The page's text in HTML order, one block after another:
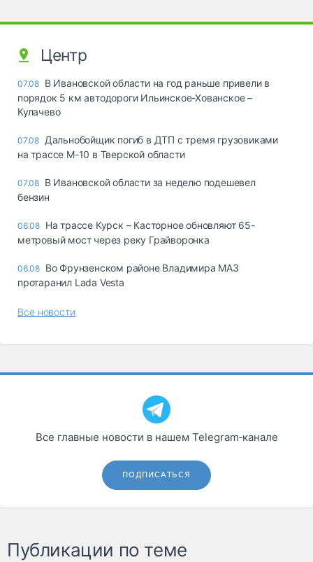
Центр
07.08 В Ивановской области на год раньше привели в
порядок 5 км автодороги Ильинское-Хованское –
Кулачево
07.08 Дальнобойщик погиб в ДТП с тремя грузовиками
на трассе М-10 в Тверской области
07.08 В Ивановской области за неделю подешевел
бензин
06.08 На трассе Курск – Касторное обновляют 65-
метровый мост через реку Грайворонка
06.08 Во Фрунзенском районе Владимира МАЗ
протаранил Lada Vesta
Все новости
Все главные новости в нашем Telegram‑канале
ПОДПИСАТЬСЯ
Публикации по теме